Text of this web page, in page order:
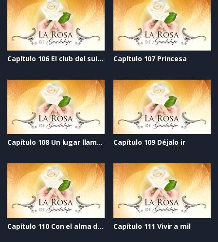
Capítulo 106 El club del suicidio Capítulo 107 Princesa
Capítulo 108 Un lugar llamado hogar Capítulo 109 Déjalo ir
Capítulo 110 Con el alma desnuda Capítulo 111 Vivir a mil